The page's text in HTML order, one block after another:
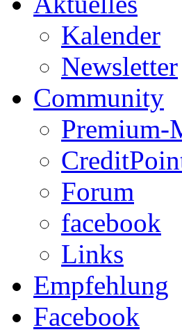
Kalender
Newsletter
Community
Premium-
Forum
facebook
Links
Empfehlung
Facebook